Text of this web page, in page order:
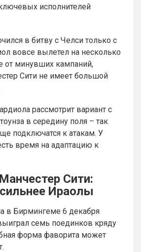
исполнителей
в битву с Челси только с
вовсе вылетел на несколько
от минувших кампаний,
Сити не имеет большой
рассмотрит вариант с
в середину поля – так
подключатся к атакам. У
время на адаптацию к
Сити:
Ираолы
в Бирмингеме 6 декабря
семь поединков кряду
форма фаворита может